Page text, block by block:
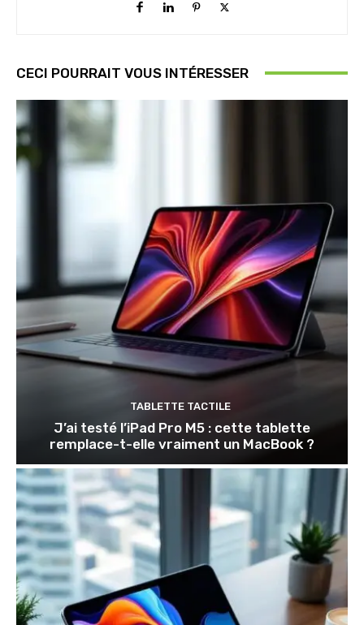
CECI POURRAIT VOUS INTÉRESSER
TABLETTE TACTILE
J’ai testé l’iPad Pro M5 : cette tablette
remplace-t-elle vraiment un MacBook ?